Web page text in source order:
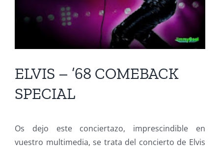
ELVIS – ’68 COMEBACK
SPECIAL
Os dejo este conciertazo, imprescindible en
vuestro multimedia, se trata del concierto de Elvis